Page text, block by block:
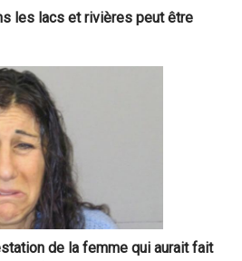
les lacs et rivières peut être
de la femme qui aurait fait